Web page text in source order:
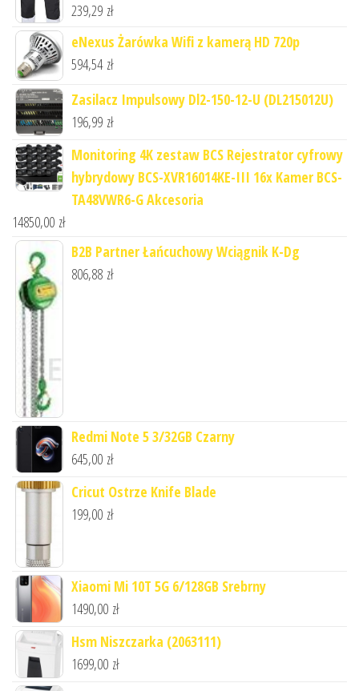
239,29 zł
eNexus Żarówka Wifi z kamerą HD 720p
594,54 zł
Zasilacz Impulsowy Dl2-150-12-U (DL215012U)
196,99 zł
Monitoring 4K zestaw BCS Rejestrator cyfrowy
hybrydowy BCS-XVR16014KE-III 16x Kamer BCS-
TA48VWR6-G Akcesoria
14850,00 zł
B2B Partner Łańcuchowy Wciągnik K-Dg
806,88 zł
Redmi Note 5 3/32GB Czarny
645,00 zł
Cricut Ostrze Knife Blade
199,00 zł
Xiaomi Mi 10T 5G 6/128GB Srebrny
1490,00 zł
Hsm Niszczarka (2063111)
1699,00 zł